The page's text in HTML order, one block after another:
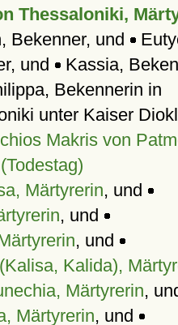
Thessaloniki,
Bekenner, und
und Kassia,
Bekennerin in
unter Kaiser
Makris von
Märtyrerin, und
, und
, und
Kalida),
Märtyrerin,
Märtyrerin, und